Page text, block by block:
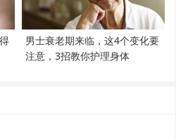
男士衰老期来临，这4个变化要
注意，3招教你护理身体